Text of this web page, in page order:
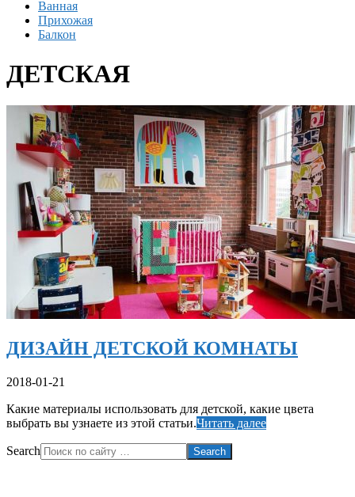
Ванная
Прихожая
Балкон
ДЕТСКАЯ
ДИЗАЙН ДЕТСКОЙ КОМНАТЫ
2018-01-21
Какие материалы использовать для детской, какие цвета
выбрать вы узнаете из этой статьи.Читать далее
Search